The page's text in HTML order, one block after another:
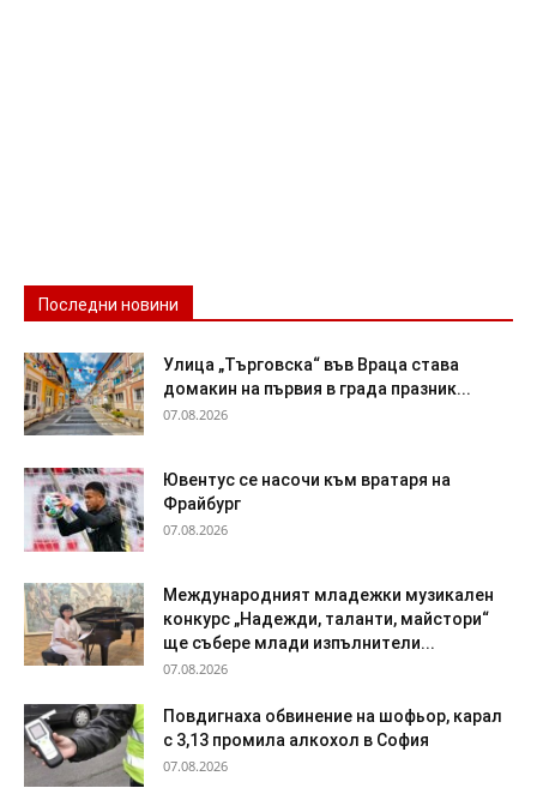
Последни новини
Улица „Търговска“ във Враца става
домакин на първия в града празник...
07.08.2026
Ювентус се насочи към вратаря на
Фрайбург
07.08.2026
Международният младежки музикален
конкурс „Надежди, таланти, майстори“
ще събере млади изпълнители...
07.08.2026
Повдигнаха обвинение на шофьор, карал
с 3,13 промила алкохол в София
07.08.2026